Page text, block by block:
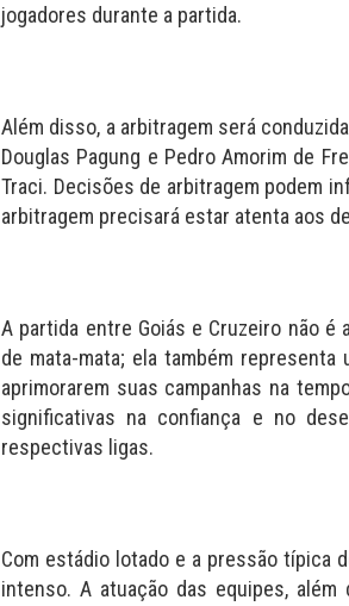
jogadores durante a partida.
Além disso, a arbitragem será
Douglas Pagung e Pedro Amorim de
Traci. Decisões de arbitragem podem
arbitragem precisará estar atenta aos
A partida entre Goiás e Cruzeiro não
de mata-mata; ela também representa
aprimorarem suas campanhas na
significativas na confiança e no
respectivas ligas.
Com estádio lotado e a pressão típica
intenso. A atuação das equipes,